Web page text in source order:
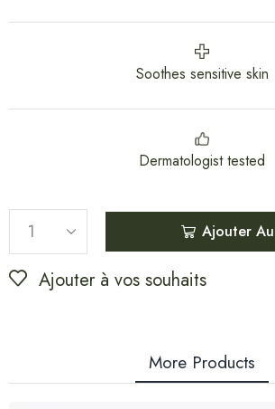
Soothes sensitive skin
Dermatologist tested
Ajouter
Ajouter à vos souhaits
More Products